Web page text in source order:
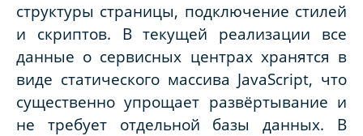
структуры страницы, подключение стилей
и скриптов. В текущей реализации все
данные о сервисных центрах хранятся в
виде статического массива JavaScript, что
существенно упрощает развёртывание и
не требует отдельной базы данных. В